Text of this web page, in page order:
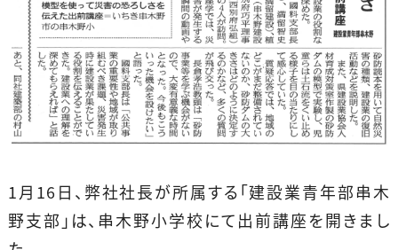
1月16日、弊社社長が所属する「建設業青年部串木
野支部」は、串木野小学校にて出前講座を開きまし